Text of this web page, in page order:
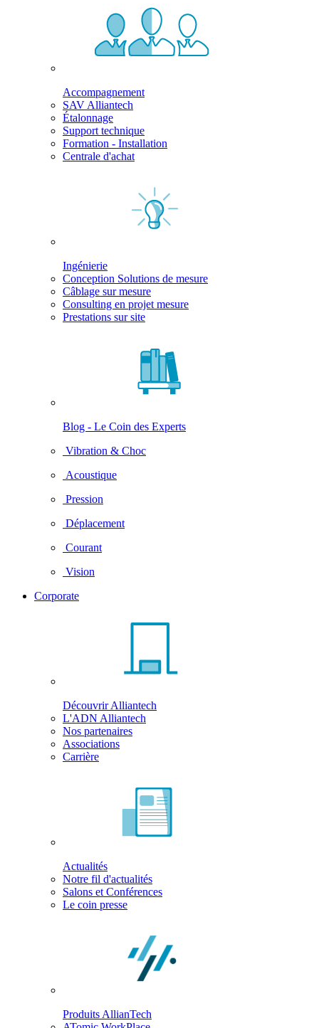
Accompagnement
SAV Alliantech
Étalonnage
Support technique
Formation - Installation
Centrale d'achat
Ingénierie
Conception Solutions de mesure
Câblage sur mesure
Consulting en projet mesure
Prestations sur site
Blog - Le Coin des Experts
Vibration & Choc
Acoustique
Pression
Déplacement
Courant
Vision
Corporate
Découvrir Alliantech
L'ADN Alliantech
Nos partenaires
Associations
Carrière
Actualités
Notre fil d'actualités
Salons et Conférences
Le coin presse
Produits AllianTech